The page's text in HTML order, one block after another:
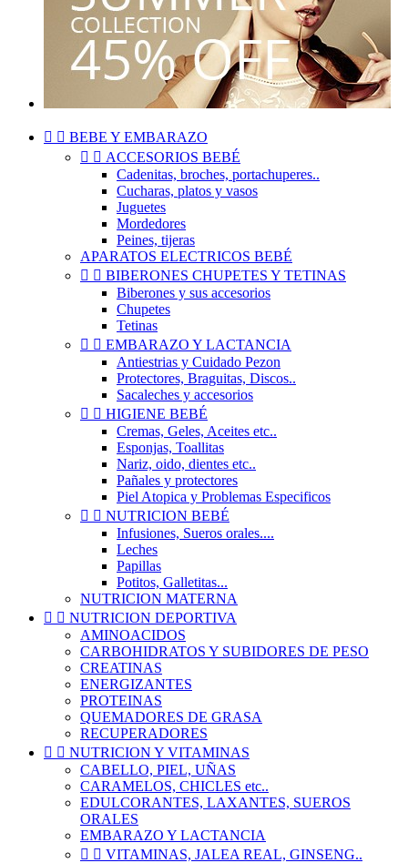
  BEBE Y EMBARAZO
  ACCESORIOS BEBÉ
Cadenitas, broches, portachuperes..
Cucharas, platos y vasos
Juguetes
Mordedores
Peines, tijeras
APARATOS ELECTRICOS BEBÉ
  BIBERONES CHUPETES Y TETINAS
Biberones y sus accesorios
Chupetes
Tetinas
  EMBARAZO Y LACTANCIA
Antiestrias y Cuidado Pezon
Protectores, Braguitas, Discos..
Sacaleches y accesorios
  HIGIENE BEBÉ
Cremas, Geles, Aceites etc..
Esponjas, Toallitas
Nariz, oido, dientes etc..
Pañales y protectores
Piel Atopica y Problemas Especificos
  NUTRICION BEBÉ
Infusiones, Sueros orales....
Leches
Papillas
Potitos, Galletitas...
NUTRICION MATERNA
  NUTRICION DEPORTIVA
AMINOACIDOS
CARBOHIDRATOS Y SUBIDORES DE PESO
CREATINAS
ENERGIZANTES
PROTEINAS
QUEMADORES DE GRASA
RECUPERADORES
  NUTRICION Y VITAMINAS
CABELLO, PIEL, UÑAS
CARAMELOS, CHICLES etc..
EDULCORANTES, LAXANTES, SUEROS
ORALES
EMBARAZO Y LACTANCIA
  VITAMINAS, JALEA REAL, GINSENG..